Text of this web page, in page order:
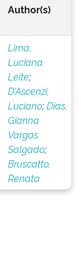
Author(s)
Lima,
Luciana
Leite;
D’Ascenzi,
Luciano;Dias,
Gianna
Vargas
Salgado;
Bruscatto,
Renata